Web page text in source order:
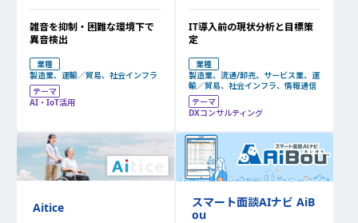
雑音を抑制・困難な環境下で
異音検出
業種
製造業、運輸／貿易、社会インフラ
テーマ
AI・IoT活用
IT導入前の現状分析と目標策
定
業種
製造業、流通/卸売、サービス業、運
輸／貿易、社会インフラ、情報通信
テーマ
DXコンサルティング
Aitice
スマート面談AIナビ AiB
ou